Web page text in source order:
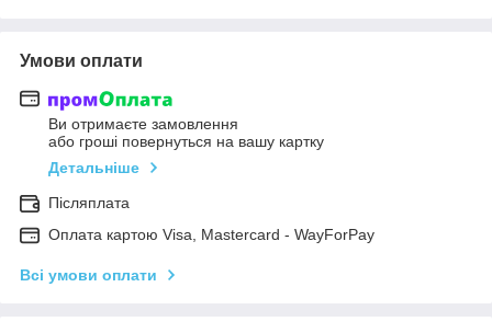
Умови оплати
Ви отримаєте замовлення
або гроші повернуться на вашу картку
Детальніше
Післяплата
Оплата картою Visa, Mastercard - WayForPay
Всі умови оплати